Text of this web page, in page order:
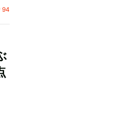
94